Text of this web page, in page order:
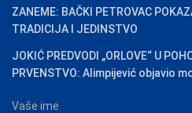
ZANEME: BAČKI PETROVAC
TRADICIJA I JEDINSTVO
JOKIĆ PREDVODI „ORLOVE“ U
PRVENSTVO: Alimpijević objavio
Vaše ime